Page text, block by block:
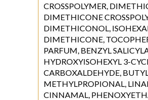
CROSSPOLYMER,
DIMETHICONE
DIMETHICONOL,
DIMETHICONE,
PARFUM, BENZYL
HYDROXYISOHEXYL 3-
CARBOXALDEHYDE,
METHYLPROPIONAL,
CINNAMAL,